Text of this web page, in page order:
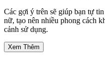
Các gợi ý trên sẽ giúp bạn tự
nữ, tạo nên nhiều phong cách
cảnh sử dụng.
Xem Thêm